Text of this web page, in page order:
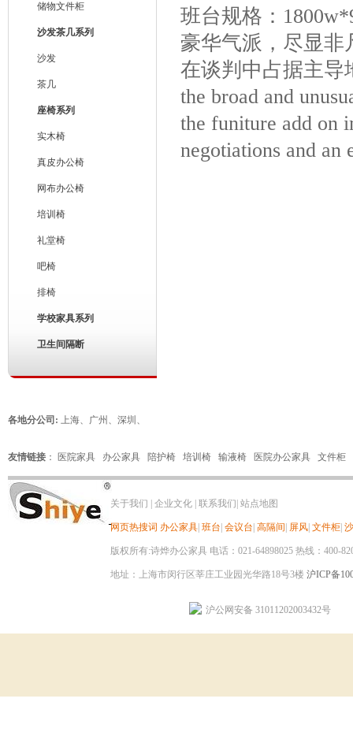
储物文件柜
沙发茶几系列
沙发
茶几
座椅系列
实木椅
真皮办公椅
网布办公椅
培训椅
礼堂椅
吧椅
排椅
学校家具系列
卫生间隔断
班台规格：
豪华气派，尽显非
在谈判中占据主导
the broad and
the funiture add on
negotiations and an
各地分公司: 上海、 广州 、 深圳 、
友情链接 ： 医院家具 办公家具 陪护椅 培训椅 输液椅 医院办公家具 文件柜
关于我们 企业文化 联系我们 站点地图
网页热搜词 办公家具 班台 会议台 高隔间 屏风 文件柜
版权所有:诗烨办公家具 电话：021-64898025 热线：400-
地址：上海市闵行区莘庄工业园光华路18号3楼 沪ICP备
沪公网安备 31011202003432号